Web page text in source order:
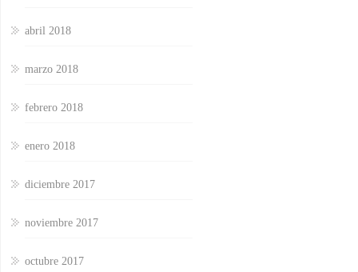
abril 2018
marzo 2018
febrero 2018
enero 2018
diciembre 2017
noviembre 2017
octubre 2017